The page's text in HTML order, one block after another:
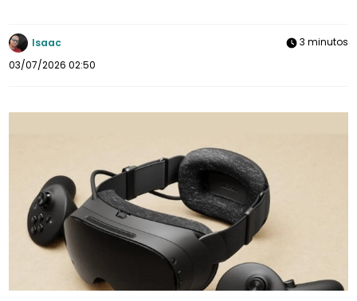
Isaac
03/07/2026 02:50
3 minutos